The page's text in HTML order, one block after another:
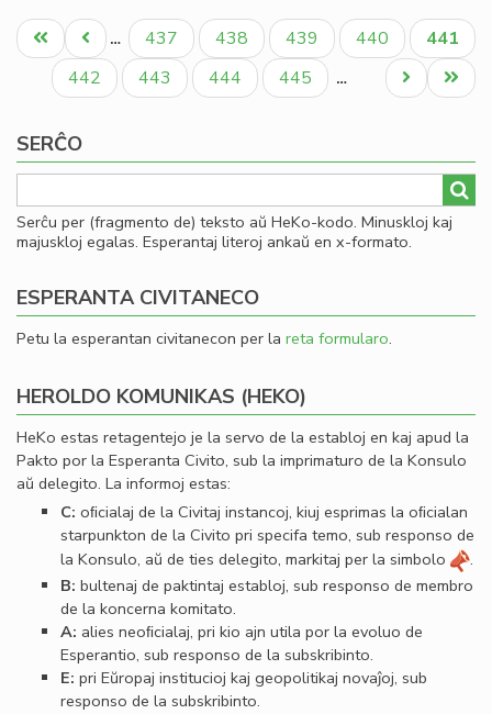
de
la
Pagination
Unua
paĝo
Antaŭa
paĝo
… Paĝo
437 Paĝo
438 Paĝo
439 Paĝo
440
Aktuala
paĝo
441
Paĝo
442 Paĝo
443 Paĝo
444 Paĝo
445 …
Last
page
Next
page
SERĈO
Serĉu per (fragmento de) teksto aŭ HeKo-kodo. Minuskloj kaj
majuskloj egalas. Esperantaj literoj ankaŭ en x-formato.
ESPERANTA CIVITANECO
Petu la esperantan civitanecon per la reta formularo.
HEROLDO KOMUNIKAS (HEKO)
HeKo estas retagentejo je la servo de la establoj en kaj apud la
Pakto por la Esperanta Civito, sub la imprimaturo de la Konsulo
aŭ delegito. La informoj estas:
C: oﬁcialaj de la Civitaj instancoj, kiuj esprimas la oﬁcialan
starpunkton de la Civito pri specifa temo, sub responso de
la Konsulo, aŭ de ties delegito, markitaj per la simbolo
.
B: bultenaj de paktintaj establoj, sub responso de membro
de la koncerna komitato.
A: alies neoﬁcialaj, pri kio ajn utila por la evoluo de
Esperantio, sub responso de la subskribinto.
E: pri Eŭropaj institucioj kaj geopolitikaj novaĵoj, sub
responso de la subskribinto.